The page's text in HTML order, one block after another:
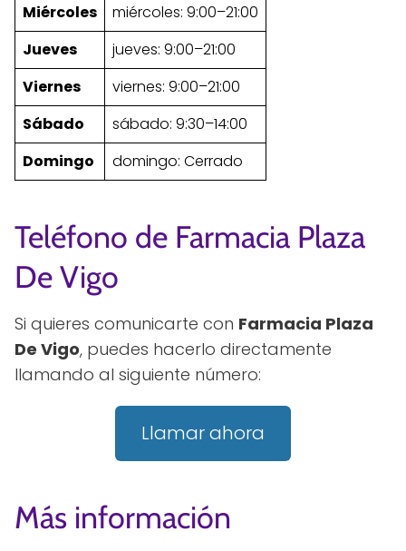
Miércoles
miércoles: 9:00–21:00
Jueves
jueves: 9:00–21:00
Viernes
viernes: 9:00–21:00
Sábado
sábado: 9:30–14:00
Domingo
domingo: Cerrado
Teléfono de Farmacia Plaza
De Vigo
Si quieres comunicarte con Farmacia Plaza
De Vigo, puedes hacerlo directamente
llamando al siguiente número:
Llamar ahora
Más información